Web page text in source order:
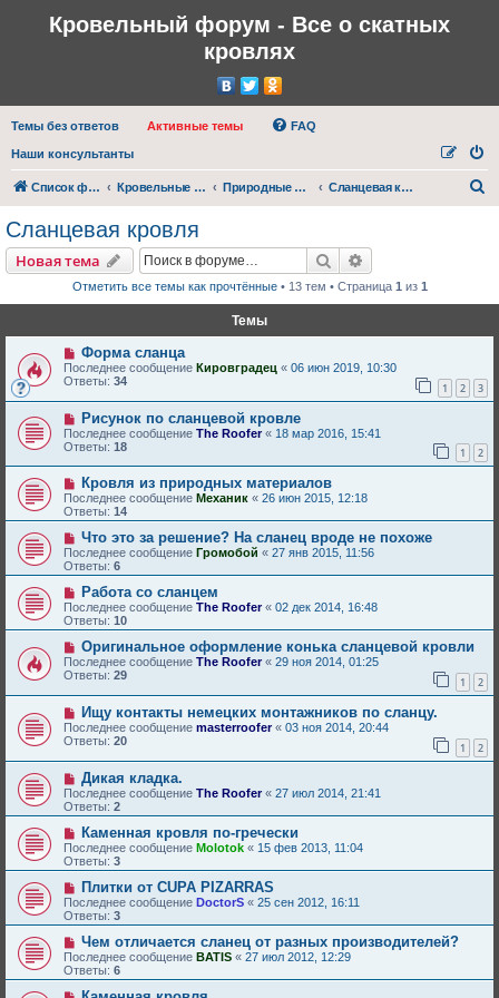
Кровельный форум - Все о скатных
кровлях
Темы без ответов Активные темы FAQ
Наши консультанты
Список форумов Кровельные материалы, покрытия Природные кровли Сланцевая кровля
Сланцевая кровля
Новая тема Поиск
Отметить все темы как прочтённые• 13 тем • Страница 1 из 1
Темы
Форма сланца
Последнее сообщение Кировградец « 06 июн 2019, 10:30
Ответы: 34 1 2 3
Рисунок по сланцевой кровле
Последнее сообщение The Roofer« 18 мар 2016, 15:41
Ответы: 18 1 2
Кровля из природных материалов
Последнее сообщение Механик « 26 июн 2015, 12:18
Ответы: 14
Что это за решение? На сланец вроде не похоже
Последнее сообщение Громобой « 27 янв 2015, 11:56
Ответы: 6
Работа со сланцем
Последнее сообщение The Roofer« 02 дек 2014, 16:48
Ответы: 10
Оригинальное оформление конька сланцевой кровли
Последнее сообщение The Roofer« 29 ноя 2014, 01:25
Ответы: 29 1 2
Ищу контакты немецких монтажников по сланцу.
Последнее сообщение masterroofer« 03 ноя 2014, 20:44
Ответы: 20 1 2
Дикая кладка.
Последнее сообщение The Roofer« 27 июл 2014, 21:41
Ответы: 2
Каменная кровля по-гречески
Последнее сообщение Molotok « 15 фев 2013, 11:04
Ответы: 3
Плитки от CUPA PIZARRAS
Последнее сообщение DoctorS « 25 сен 2012, 16:11
Ответы: 3
Чем отличается сланец от разных производителей?
Последнее сообщение BATIS « 27 июл 2012, 12:29
Ответы: 6